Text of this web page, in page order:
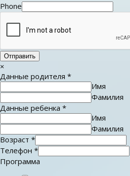
Phone
Отправить
×
Данные родителя *
Имя
Фамилия
Данные ребенка *
Имя
Фамилия
Возраст *
Телефон *
Программа